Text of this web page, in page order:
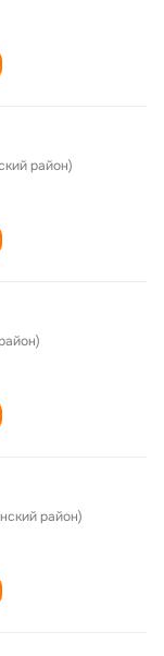
район)
район)